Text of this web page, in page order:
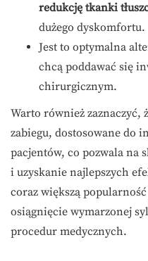
redukcję tkanki
dużego dyskomfortu.
Jest to optymalna
chcą poddawać się
chirurgicznym.
Warto również zaznaczyć,
zabiegu, dostosowane do
pacjentów, co pozwala na
i uzyskanie najlepszych
coraz większą
osiągnięcie wymarzonej
procedur medycznych.